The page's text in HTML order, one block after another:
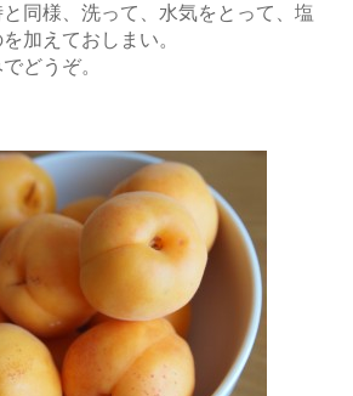
同様、洗って、水気をとって、塩
加えておしまい。
どうぞ。